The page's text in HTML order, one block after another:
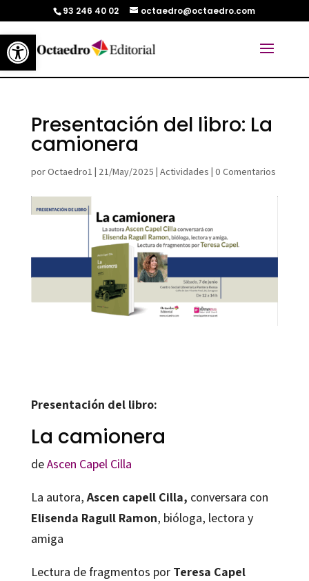
Abrir barra de herramientas
93 246 40 02 octaedro@octaedro.com
Presentación del libro: La
camionera
porOctaedro1 | 21/May/2025 | Actividades | 0 Comentarios
Presentación del libro:
La camionera
deAscen Capel Cilla
La autora,Ascen capell Cilla, conversara con
Elisenda Ragull Ramon, bióloga, lectora y
amiga
Lectura de fragmentos por Teresa Capel